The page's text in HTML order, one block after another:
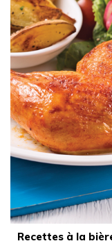
Recettes à la